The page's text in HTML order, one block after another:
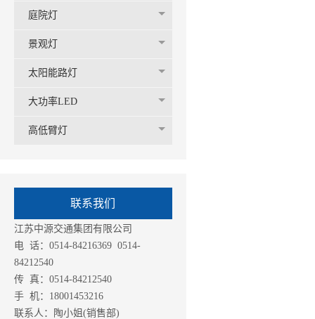
庭院灯
景观灯
太阳能路灯
大功率LED
高低臂灯
联系我们
江苏中源交通集团有限公司
电 话：0514-84216369 0514-
84212540
传 真：0514-84212540
手 机：18001453216
联系人：陶小姐(销售部)